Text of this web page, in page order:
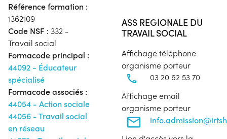
Référence formation :
1362109
Code NSF : 332 -
Travail social
Formacode principal :
44092 - Éducateur
spécialisé
Formacode associés :
44054 - Action sociale
44056 - Travail social
en réseau
ASS REGIONALE DU
TRAVAIL SOCIAL
Affichage téléphone
organisme porteur
03 20 62 53 70
Affichage email
organisme porteur